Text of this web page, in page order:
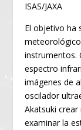
ISAS/JAXA
El objetivo ha
instrumentos.
espectro
imágenes de
oscilador
Akatsuki
examinar la